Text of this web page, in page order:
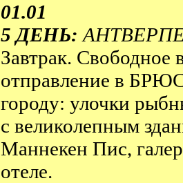
01.01
5 ДЕНЬ:
Завтрак. Свободное
отправление в
городу: улочки
с великолепным
Маннекен Пис,
отеле.